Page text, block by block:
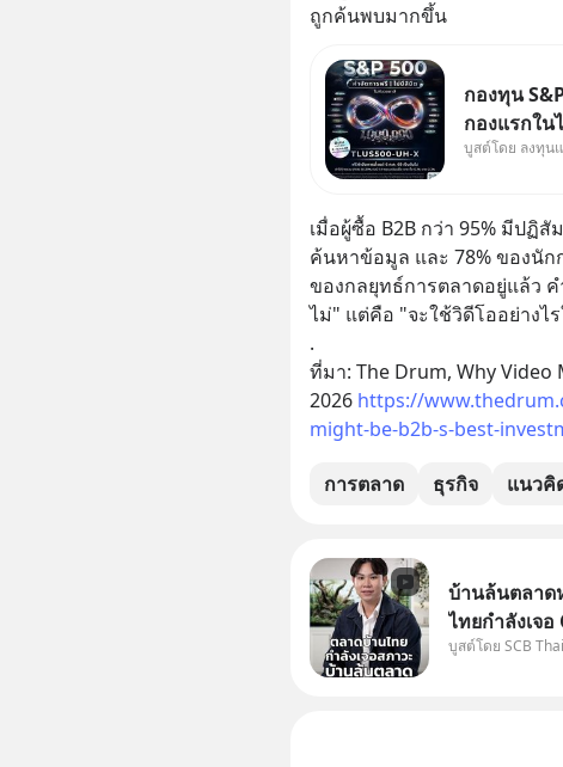
ถูกค้นพบมากขึ้น
กองทุน
กองแรกใ
ออกแบบมา
บูสต์โดย ลงทุน
เมื่อผู้ซื้อ B2B กว่า 95% มีปฏิ
ค้นหาข้อมูล และ 78% ของนัก
ของกลยุทธ์การตลาดอยู่แล้ว
ไม่" แต่คือ "จะใช้วิดีโออย่างไ
.
ที่มา: The Drum, Why Video
2026 https://
might-be-b2b-s-best-
การตลาด ธุรกิจ แนวคิ
บ้านล้นตลาด
ไทยกำลังเจ
ปัญหานี้อาจไม่
บูสต์โดย SCB